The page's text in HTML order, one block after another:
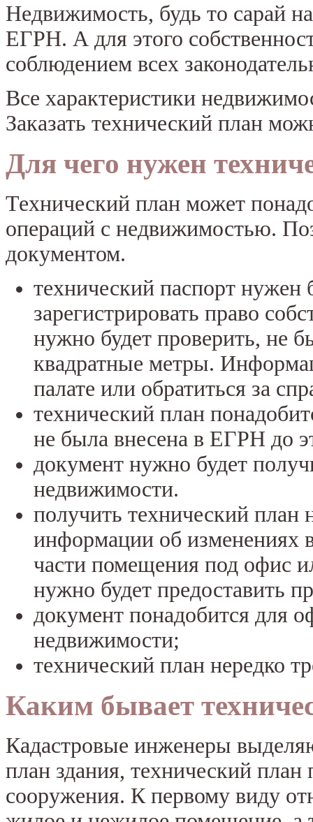
Недвижимость, будь то сарай
ЕГРН. А для этого
соблюдением всех
Все характеристики
Заказать технический план
Для чего нужен
Технический план может
операций с недвижимостью.
документом.
технический паспорт нужен
зарегистрировать право
нужно будет проверить, не
квадратные метры.
палате или обратиться за
технический план
не была внесена в ЕГРН до
документ нужно будет
недвижимости.
получить технический
информации об изменениях
части помещения под офис
нужно будет предоставить
документ понадобится для
недвижимости;
технический план нередко
Каким бывает
Кадастровые инженеры
план здания, технический
сооружения. К первому виду